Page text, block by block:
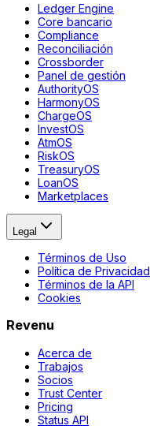
Ledger Engine
Core bancario
Compliance
Reconciliación
Crossborder
Panel de gestión
AuthorityOS
HarmonyOS
ChargeOS
InvestOS
AtmOS
RiskOS
TreasuryOS
LoanOS
Marketplaces
Legal
Términos de Uso
Política de Privacidad
Términos de la API
Cookies
Revenu
Acerca de
Trabajos
Socios
Trust Center
Pricing
Status API